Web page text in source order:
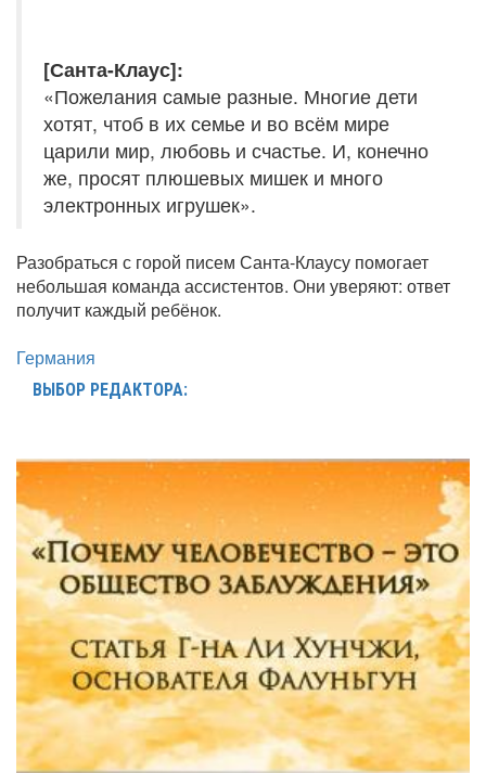
[Санта-Клаус]:
«Пожелания самые разные. Многие дети
хотят, чтоб в их семье и во всём мире
царили мир, любовь и счастье. И, конечно
же, просят плюшевых мишек и много
электронных игрушек».
Разобраться с горой писем Санта-Клаусу помогает
небольшая команда ассистентов. Они уверяют: ответ
получит каждый ребёнок.
Германия
ВЫБОР РЕДАКТОРА: